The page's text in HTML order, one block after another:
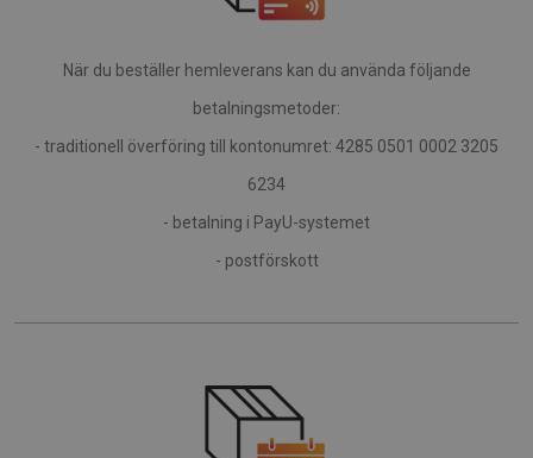
När du beställer hemleverans kan du använda följande
betalningsmetoder:
- traditionell överföring till kontonumret: 4285 0501 0002 3205
6234
- betalning i PayU-systemet
- postförskott